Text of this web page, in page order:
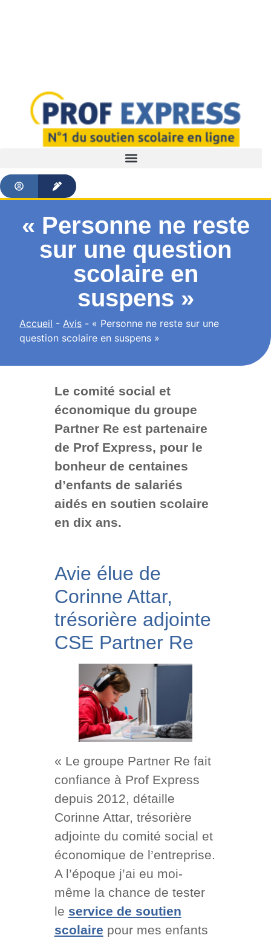
« Personne ne reste
sur une question
scolaire en
suspens »
Accueil -Avis - « Personne ne reste sur une
question scolaire en suspens »
Le comité social et
économique du groupe
Partner Re est partenaire
de Prof Express, pour le
bonheur de centaines
d’enfants de salariés
aidés en soutien scolaire
en dix ans.
Avie élue de
Corinne Attar,
trésorière adjointe
CSE Partner Re
« Le groupe Partner Re fait
confiance à Prof Express
depuis 2012, détaille
Corinne Attar, trésorière
adjointe du comité social et
économique de l’entreprise.
A l’époque j’ai eu moi-
même la chance de tester
le service de soutien
scolaire pour mes enfants